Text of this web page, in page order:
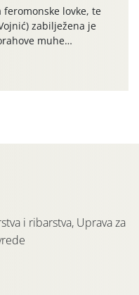
lovke, te
zabilježena je
muhe
može se objasniti
s vrlo malim
i ribarstva, Uprava za